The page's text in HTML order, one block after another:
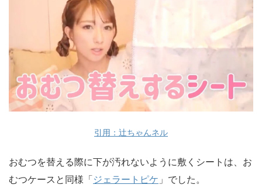
引用：辻ちゃんネル
おむつを替える際に下が汚れないように敷くシートは、お
むつケースと同様「ジェラートピケ 」でした。